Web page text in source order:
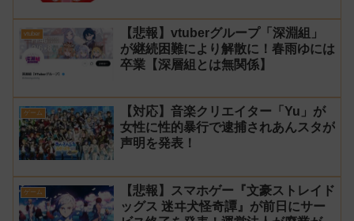
はオススメしないと投稿し叩かれる
vtuber
【悲報】vtuberグループ「深淵組」
が継続困難により解散に！春雨ゆには
卒業【深層組とは無関係】
ゲーム
【対応】音楽クリエイター「Yu」が
女性に性的暴行で逮捕されあんスタが
声明を発表！
ゲーム
【悲報】スマホゲー『文豪ストレイド
ッグス 迷ヰ犬怪奇譚』が前日にサー